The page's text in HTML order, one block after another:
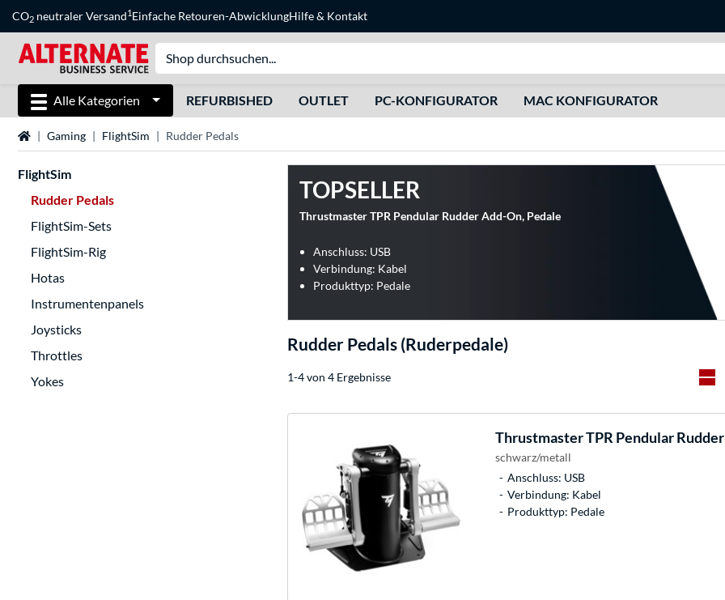
CO2 neutraler Versand1Einfache Retouren-AbwicklungHilfe& Kontakt
Alle Kategorien REFURBISHED OUTLET PC-KONFIGURATOR MAC KONFIGURATOR
StartseiteGaming FlightSim Rudder Pedals
FlightSim
Rudder Pedals
FlightSim-Sets
FlightSim-Rig
Hotas
Instrumentenpanels
Joysticks
Throttles
Yokes
TOPSELLER
Thrustmaster TPR Pendular Rudder Add-On, Pedale
Anschluss: USB
Verbindung: Kabel
Produkttyp: Pedale
Rudder Pedals (Ruderpedale)
1-4 von 4 Ergebnisse
ThrustmasterTPR Pendular
schwarz/metall
Anschluss: USB
Verbindung: Kabel
Produkttyp: Pedale